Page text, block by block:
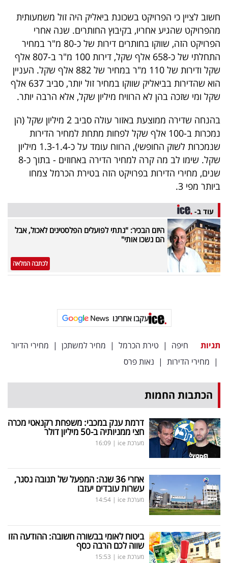
חשוב לציין כי הפרויקט בשכונת ביאליק היה זול משמעותית
מהפרויקט שהגיע אחריו, בקיבוץ החותרים. שנה אחרי
הפרויקט הזה, שווקו בחותרים דירות של כ-80 מ"ר במחיר
התחלתי של כ-658 אלף שקל, דירות 100 מ"ר ב-807 אלף
שקל ודירות של 110 מ"ר במחיר של 882 אלף שקל. העניין
הוא שהדירות בביאליק שווקו במחיר זול יותר, סביב 637 אלף
שקל ומי שזכה בהן לא הרוויח מיליון שקל, אלא הרבה יותר.
בהנחה שדירה ממוצעת באזור עולה סביב 2 מיליון שקל (הן
נמכרות ב-100 אלף שקל לפחות מתחת למחיר הדירות
שנמכרות לשוק החופשי), הרווח עומד על כ-1.3-1.4 מיליון
שקל. שימו לב מה קרה למחיר הדירה באחוזים - בתוך כ-8
שנים, מחירי הדירות בפרויקט הזה בטירת הכרמל צמחו
ביותר מפי 3.
עוד ב-
היזם הבכיר: "נתתי לפועלים הפלסטינים לאכול, אבל
הם נשכו אותי"
לכתבה המלאה
עקבו אחרינו
תגיות חיפה | טירת הכרמל | מחיר למשתכן | מחירי הדיור
| מחירי הדירות | נאות פרס
הכתבות החמות
דרמת ענק במכבי: משפחת רקנאטי מכרה
חצי ממניותיה ב-50 מיליון דולר
מערכת ice |
16:09
אחרי 36 שנה: המפעל של תנובה נסגר,
עשרות עובדים יעזבו
מערכת ice |
14:54
ביטוח לאומי בבשורה חשובה: ההודעה הזו
שווה לכם הרבה כסף
מערכת ice |
15:53